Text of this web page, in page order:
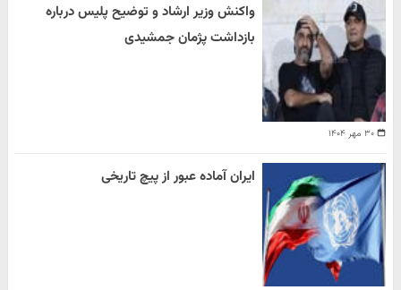
۳۰ مهر ۱۴۰۴
واکنش وزیر ارشاد و توضیح پلیس درباره
بازداشت پژمان جمشیدی
ایران آماده عبور از پیچ تاریخی